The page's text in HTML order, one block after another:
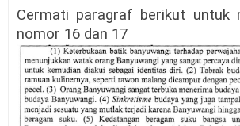
Cermati paragraf berikut untuk
nomor 16 dan 17